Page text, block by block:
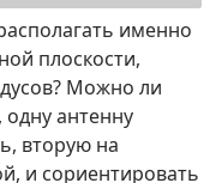
именно
плоскости,
Можно ли
антенну
вторую на
и сориентировать